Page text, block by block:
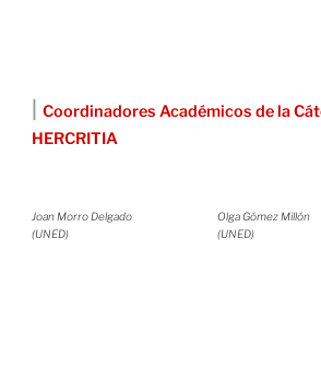
Coordinadores Académicos de la
HERCRITIA
Joan Morro Delgado
(UNED)
Olga Gómez Millón
(UNED)